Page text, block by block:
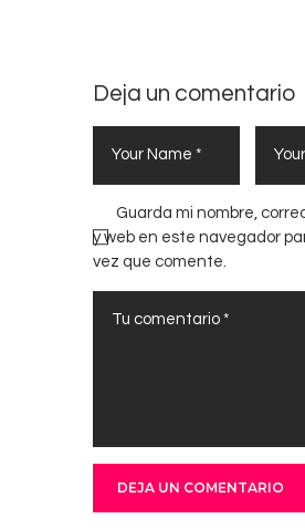
Deja un comentario
Guarda mi nombre,
y web en este navegador
vez que comente.